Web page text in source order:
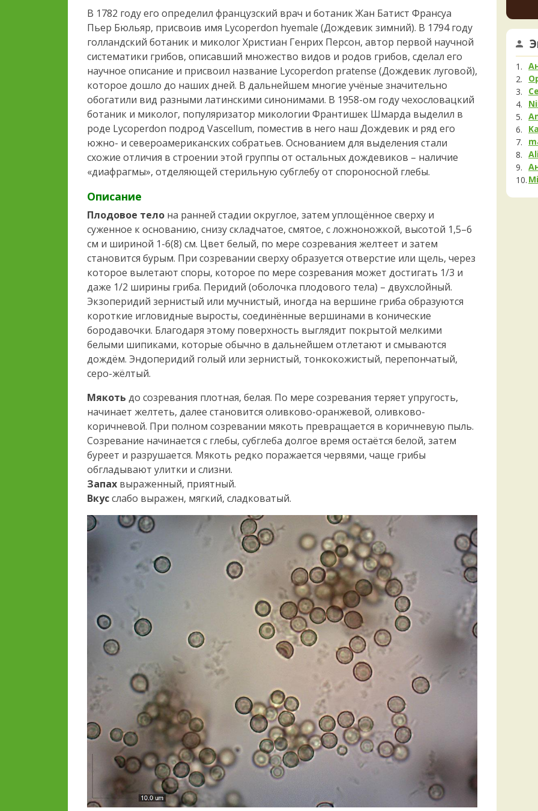
В 1782 году его определил французский врач и ботаник Жан Батист Франсуа
Пьер Бюльяр, присвоив имя Lycoperdon hyemale (Дождевик зимний). В 1794 году
голландский ботаник и миколог Христиан Генрих Персон, автор первой научной
систематики грибов, описавший множество видов и родов грибов, сделал его
научное описание и присвоил название Lycoperdon pratense (Дождевик луговой),
которое дошло до наших дней. В дальнейшем многие учёные значительно
обогатили вид разными латинскими синонимами. В 1958-ом году чехословацкий
ботаник и миколог, популяризатор микологии Франтишек Шмарда выделил в
роде Lycoperdon подрод Vascellum, поместив в него наш Дождевик и ряд его
южно- и североамериканских собратьев. Основанием для выделения стали
схожие отличия в строении этой группы от остальных дождевиков – наличие
«диафрагмы», отделяющей стерильную субглебу от спороносной глебы.
Описание
Плодовое тело на ранней стадии округлое, затем уплощённое сверху и
суженное к основанию, снизу складчатое, смятое, с ложноножкой, высотой 1,5–6
см и шириной 1-6(8) см. Цвет белый, по мере созревания желтеет и затем
становится бурым. При созревании сверху образуется отверстие или щель, через
которое вылетают споры, которое по мере созревания может достигать 1/3 и
даже 1/2 ширины гриба. Перидий (оболочка плодового тела) – двухслойный.
Экзоперидий зернистый или мучнистый, иногда на вершине гриба образуются
короткие игловидные выросты, соединённые вершинами в конические
бородавочки. Благодаря этому поверхность выглядит покрытой мелкими
белыми шипиками, которые обычно в дальнейшем отлетают и смываются
дождём. Эндоперидий голый или зернистый, тонкокожистый, перепончатый,
серо-жёлтый.
Мякоть до созревания плотная, белая. По мере созревания теряет упругость,
начинает желтеть, далее становится оливково-оранжевой, оливково-
коричневой. При полном созревании мякоть превращается в коричневую пыль.
Созревание начинается с глебы, субглеба долгое время остаётся белой, затем
буреет и разрушается. Мякоть редко поражается червями, чаще грибы
обгладывают улитки и слизни.
Запах выраженный, приятный.
Вкусслабо выражен, мягкий, сладковатый.
но
края
1 день